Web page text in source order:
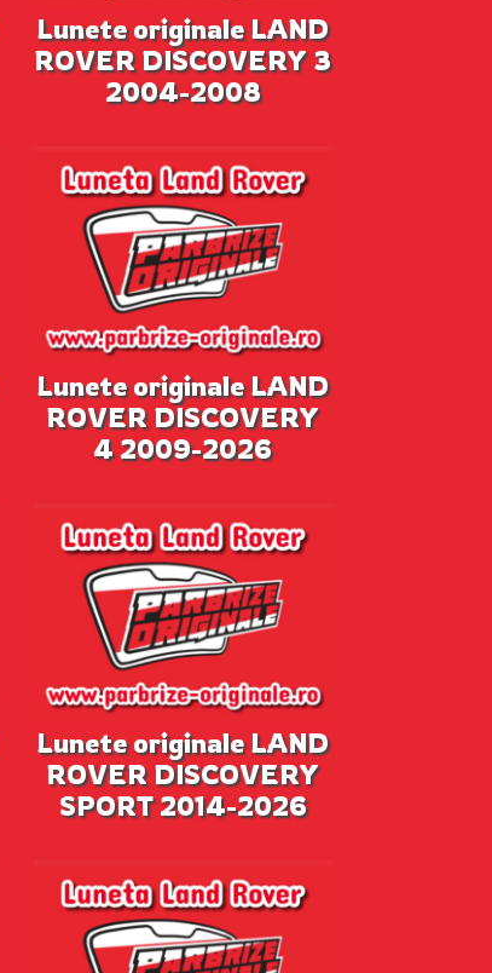
Lunete originale LAND
ROVER DISCOVERY 3
2004-2008
Lunete originale LAND
ROVER DISCOVERY
4 2009-2026
Lunete originale LAND
ROVER DISCOVERY
SPORT 2014-2026